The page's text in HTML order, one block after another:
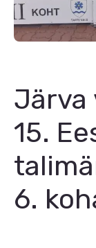
Järva
15.
6.